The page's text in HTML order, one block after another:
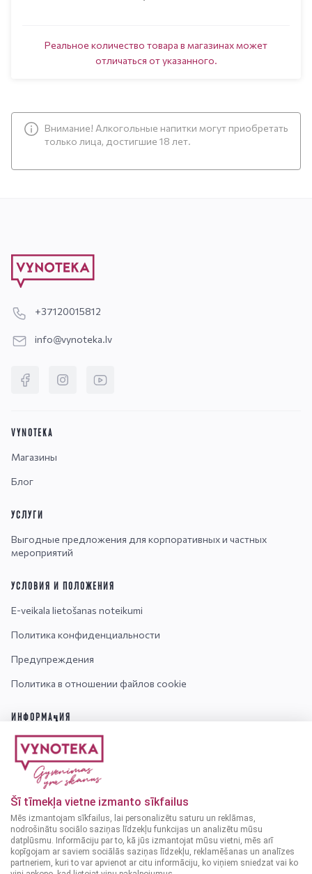
Šī tīmekļa vietne izmanto sīkfailus
Mēs izmantojam sīkfailus, lai personalizētu saturu un reklāmas,
nodrošinātu sociālo saziņas līdzekļu funkcijas un analizētu mūsu
datplūsmu. Informāciju par to, kā jūs izmantojat mūsu vietni, mēs arī
kopīgojam ar saviem sociālās saziņas līdzekļu, reklamēšanas un analīzes
partneriem, kuri to var apvienot ar citu informāciju, ko viņiem sniedzat vai ko
Реальное количество товара в магазинах может
отличаться от указанного.
Внимание! Алкогольные напитки могут приобретать
только лица, достигшие 18 лет.
+37120015812
info@vynoteka.lv
VYNOTEKA
Магазины
Блог
УСЛУГИ
Выгодные предложения для корпоративных и частных
мероприятий
УСЛОВИЯ И ПОЛОЖЕНИЯ
E-veikala lietošanas noteikumi
Политика конфиденциальности
Предупреждения
Политика в отношении файлов cookie
ИНФОРМАЦИЯ
Контакты
О нас
Вопросы-Ответы
Внимание! Алкогольные напитки могут приобретать
только лица, достигшие 18 лет.